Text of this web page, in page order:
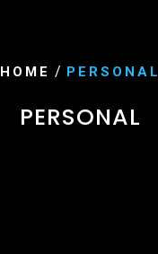
HOME / PERSONAL
PERSONAL